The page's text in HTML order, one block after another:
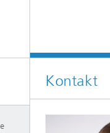
Kontakt